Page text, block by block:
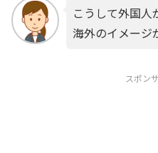
こうして外国人
海外のイメージ
スポン